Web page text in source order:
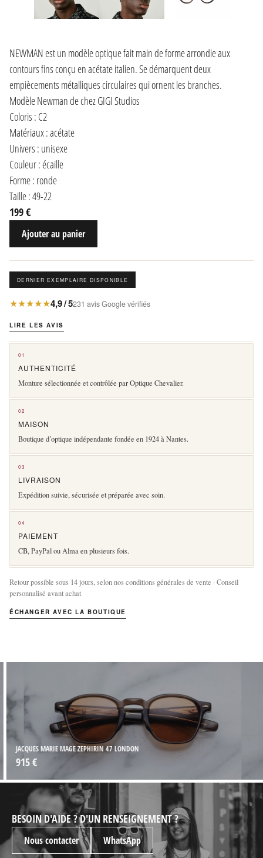
NEWMAN est un modèle optique fait main de forme arrondie aux
contours fins conçu en acétate italien. Se démarquent deux
empiècements métalliques circulaires qui ornent les branches.
Modèle Newman de chez GIGI Studios
Coloris : C2
Matériaux : acétate
Univers : unisexe
Couleur : écaille
Forme : ronde
Taille : 49-22
199 €
Ajouter au panier
DERNIER EXEMPLAIRE DISPONIBLE
★★★★★4,9 / 5231 avis Google vérifiés
LIRE LES AVIS
01
AUTHENTICITÉ
Monture sélectionnée et contrôlée par Optique Chevalier.
02
MAISON
Boutique d’optique indépendante fondée en 1924 à Nantes.
03
LIVRAISON
Expédition suivie, sécurisée et préparée avec soin.
04
PAIEMENT
CB, PayPal ou Alma en plusieurs fois.
Retour possible sous 14 jours, selon nos conditions générales de vente · Conseil
personnalisé avant achat
ÉCHANGER AVEC LA BOUTIQUE
JACQUES MARIE MAGE ZEPHIRIN 47 LONDON
915 €
BESOIN D'AIDE ? D'UN RENSEIGNEMENT ?
Nous contacter WhatsApp